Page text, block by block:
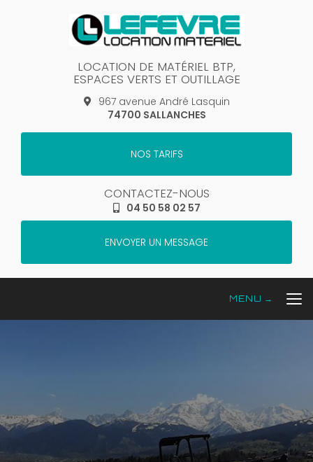
LOCATION DE MATÉRIEL BTP,
ESPACES VERTS ET OUTILLAGE
967 avenue André Lasquin
74700 SALLANCHES
NOS TARIFS
CONTACTEZ-NOUS
04 50 58 02 57
ENVOYER UN MESSAGE